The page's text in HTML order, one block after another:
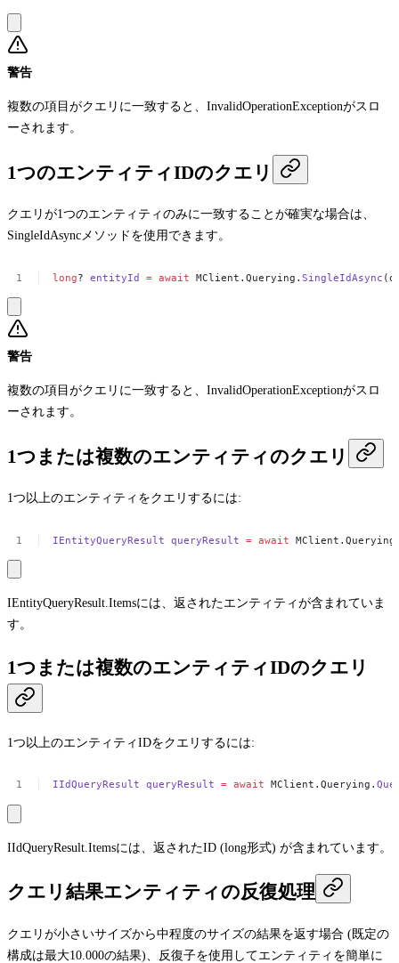
警告
複数の項目がクエリに一致すると、 InvalidOperationExceptionがスロ
ーされます。
1つのエンティティIDのクエリ
クエリが1つのエンティティのみに一致することが確実な場合は、
SingleIdAsyncメソッドを使用できます。
long? entityId = await MClient.Querying.SingleIdAsync
警告
複数の項目がクエリに一致すると、 InvalidOperationExceptionがスロ
ーされます。
1つまたは複数のエンティティのクエリ
1つ以上のエンティティをクエリするには:
IEntityQueryResult queryResult = await
IEntityQueryResult.Itemsには、返されたエンティティが含まれていま
す。
1つまたは複数のエンティティIDのクエリ
1つ以上のエンティティIDをクエリするには:
IIdQueryResult queryResult = await MClient.Querying.
IIdQueryResult.Itemsには、返されたID (long形式) が含まれています。
クエリ結果エンティティの反復処理
クエリが小さいサイズから中程度のサイズの結果を返す場合 (既定の
構成は最大10.000の結果)、反復子を使用してエンティティを簡単に